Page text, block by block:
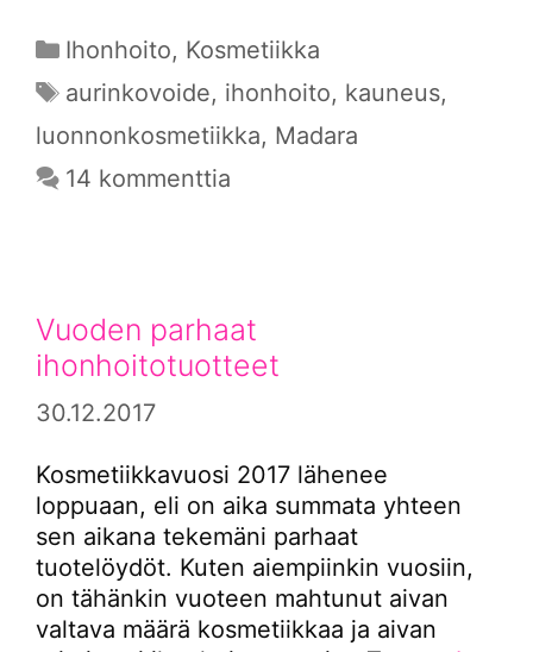
Kategoriat
Ihonhoito, Kosmetiikka
Avainsanat
aurinkovoide, ihonhoito, kauneus,
luonnonkosmetiikka, Madara
14 kommenttia
Vuoden parhaat
ihonhoitotuotteet
30.12.2017
Kosmetiikkavuosi 2017 lähenee
loppuaan, eli on aika summata yhteen
sen aikana tekemäni parhaat
tuotelöydöt. Kuten aiempiinkin vuosiin,
on tähänkin vuoteen mahtunut aivan
valtava määrä kosmetiikkaa ja aivan